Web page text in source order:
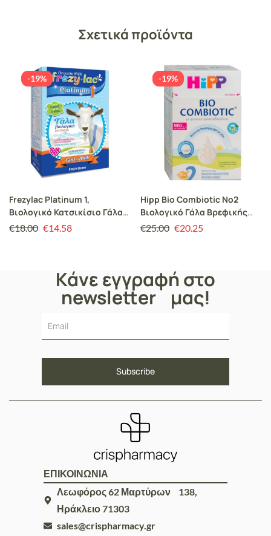
Σχετικά προϊόντα
-19%
Frezylac Platinum 1,
Βιολογικό Κατσικίσιο Γάλα
για Βρέφη από την Γέννηση
€18.00 €14.58
-19%
Hipp Bio Combiotic No2
Βιολογικό Γάλα Βρεφικής
Ηλικίας Χωρίς Άμυλο Μετά
€25.00 €20.25
Κάνε εγγραφή στο
newsletter μας!
ΕΠΙΚΟΙΝΩΝΙΑ
Λεωφόρος 62 Μαρτύρων 138,
Ηράκλειο 71303
sales@crispharmacy.gr